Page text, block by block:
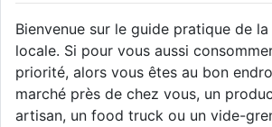
Bienvenue sur le guide pratique de
locale. Si pour vous aussi
priorité, alors vous êtes au bon
marché près de chez vous, un
artisan, un food truck ou un vide-